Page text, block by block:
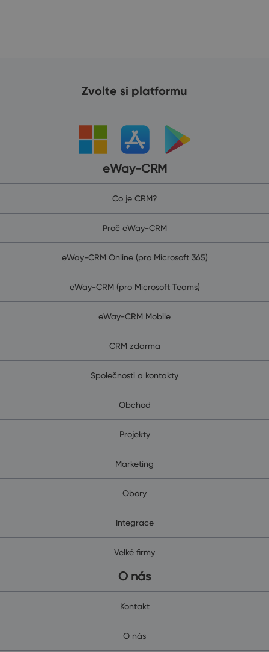
Zvolte si platformu
eWay-CRM
Co je CRM?
Proč eWay-CRM
eWay-CRM Online (pro Microsoft 365)
eWay-CRM (pro Microsoft Teams)
eWay-CRM Mobile
CRM zdarma
Společnosti a kontakty
Obchod
Projekty
Marketing
Obory
Integrace
Velké firmy
O nás
Kontakt
O nás